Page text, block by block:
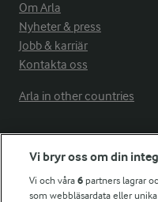
Om Arla
Nyheter & press
Jobb & karriär
Kontakta oss
Arla in other countries
Fler Arlasajter
För ägare
Vi bryr oss om din
Vi och våra6 partners lagrar
som webbläsardata eller